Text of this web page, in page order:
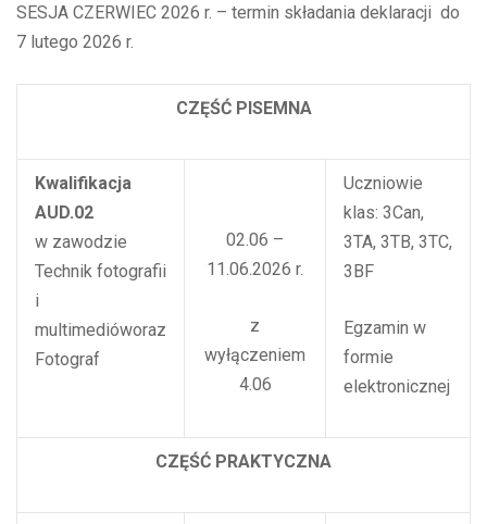
SESJA CZERWIEC 2026 r. – termin składania deklaracji do
7 lutego 2026 r.
CZĘŚĆ PISEMNA
Kwalifikacja
AUD.02
w zawodzie
Technik fotografii
i
multimedióworaz
Fotograf
02.06 –
11.06.2026 r.
z
wyłączeniem
4.06
Uczniowie
klas: 3Can,
3TA, 3TB, 3TC,
3BF
Egzamin w
formie
elektronicznej
CZĘŚĆ PRAKTYCZNA